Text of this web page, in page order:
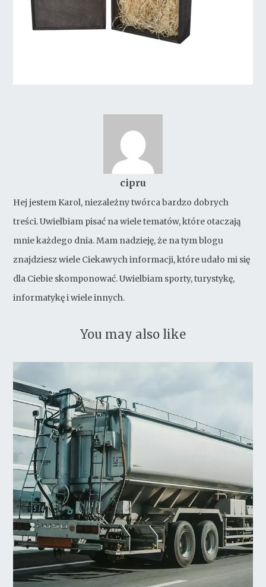
cipru
Hej jestem Karol, niezależny twórca bardzo dobrych
treści. Uwielbiam pisać na wiele tematów, które otaczają
mnie każdego dnia. Mam nadzieję, że na tym blogu
znajdziesz wiele Ciekawych informacji, które udało mi się
dla Ciebie skomponować. Uwielbiam sporty, turystykę,
informatykę i wiele innych.
You may also like